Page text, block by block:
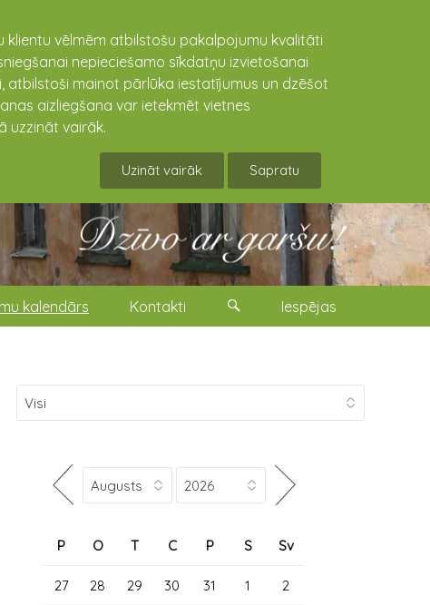
vēlmēm atbilstošu pakalpojumu kvalitāti
nepieciešamo sīkdatņu izvietošanai
atbilstoši mainot pārlūka iestatījumus un dzēšot
aizliegšana var ietekmēt vietnes
uzzināt vairāk.
Uzināt vairāk Sapratu
kalendārs Kontakti Iespējas
P O T C P S Sv
27 28 29 30 31 1 2